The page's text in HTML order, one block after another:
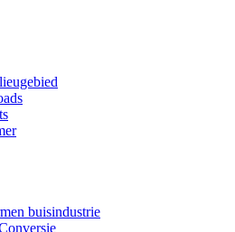
buisindustrie